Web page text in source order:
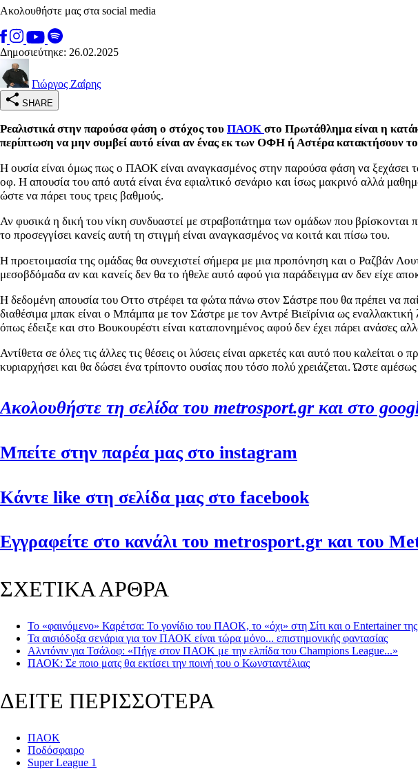
Ακολουθήστε μας στα social media
Δημοσιεύτηκε: 26.02.2025
Γιώργος Ζαΐρης
SHARE
Ρεαλιστικά στην παρούσα φάση ο στόχος του ΠΑΟΚ στο Πρωτάθλημα είναι η
περίπτωση να μην συμβεί αυτό είναι αν ένας εκ των ΟΦΗ ή Αστέρα κατακτήσουν
Η ουσία είναι όμως πως ο ΠΑΟΚ είναι αναγκασμένος στην παρούσα φάση να ξεχάσει
οφ. Η απουσία του από αυτά είναι ένα εφιαλτικό σενάριο και ίσως μακρινό αλλά
ώστε να πάρει τους τρεις βαθμούς.
Αν φυσικά η δική του νίκη συνδυαστεί με στραβοπάτημα των ομάδων που βρίσκονται
το προσεγγίσει κανείς αυτή τη στιγμή είναι αναγκασμένος να κοιτά και πίσω του.
Η προετοιμασία της ομάδας θα συνεχιστεί σήμερα με μια προπόνηση και ο Ραζβάν
μεσοβδόμαδα αν και κανείς δεν θα το ήθελε αυτό αφού για παράδειγμα αν δεν είχε
Η δεδομένη απουσία του Οττο στρέφει τα φώτα πάνω στον Σάστρε που θα πρέπει να
διαθέσιμα μπακ είναι ο Μπάμπα με τον Σάστρε με τον Αντρέ Βιεϊρίνια ως
όπως έδειξε και στο Βουκουρέστι είναι καταπονημένος αφού δεν έχει πάρει ανάσες
Αντίθετα σε όλες τις άλλες τις θέσεις οι λύσεις είναι αρκετές και αυτό που
κυριαρχήσει και θα δώσει ένα τρίποντο ουσίας που τόσο πολύ χρειάζεται. Ώστε
Ακολουθήστε τη σελίδα του metrosport.gr και στο
Μπείτε στην παρέα μας στο instagram
Κάντε like στη σελίδα μας στο facebook
Εγγραφείτε στο κανάλι του metrosport.gr και του
ΣΧΕΤΙΚΑ ΑΡΘΡΑ
Το «φαινόμενο» Καρέτσα: Το γονίδιο του ΠΑΟΚ, το «όχι» στη Σίτι και ο Entertainer
Τα αισιόδοξα σενάρια για τον ΠΑΟΚ είναι τώρα μόνο... επιστημονικής φαντασίας
Αλντόνιν για Τσάλοφ: «Πήγε στον ΠΑΟΚ με την ελπίδα του Champions League...»
ΠΑΟΚ: Σε ποιο ματς θα εκτίσει την ποινή του ο Κωνσταντέλιας
ΔΕΙΤΕ ΠΕΡΙΣΣΟΤΕΡΑ
ΠΑΟΚ
Ποδόσφαιρο
Super League 1